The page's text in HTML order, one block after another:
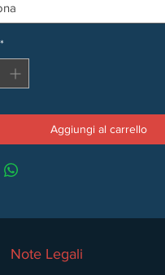
*
Aggiungi al carrello
Note Legali